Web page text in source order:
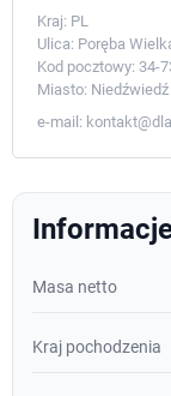
Kraj: PL
Ulica: Poręba
Kod pocztowy: 34-
Miasto: Niedźwiedź
e-mail:
Masa netto
Kraj pochodzenia